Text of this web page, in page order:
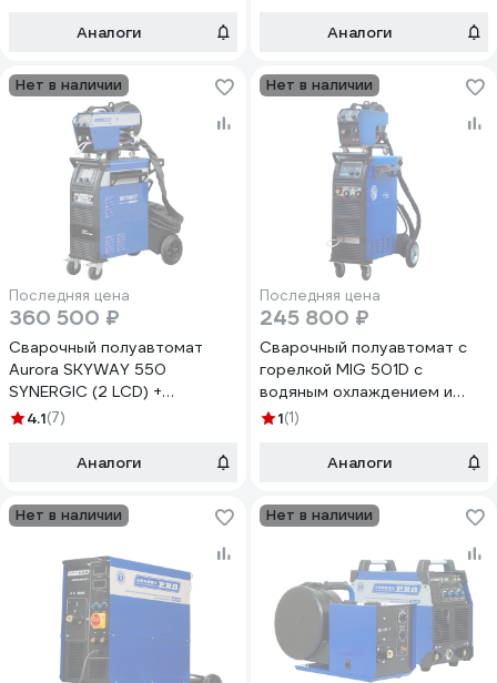
Аналоги Аналоги
Нет в наличии
Последняя цена
360 500 ₽
Сварочный полуавтомат
Aurora SKYWAY 550
SYNERGIC (2 LCD) +
выносной подающий, 10 м,
4.1(7)
Аналоги
Нет в наличии
Последняя цена
245 800 ₽
Сварочный полуавтомат с
горелкой MIG 501D с
водяным охлаждением и
станцией охлаждения Aurora
7919170 19661
1(1)
Аналоги
Нет в наличии Нет в наличии